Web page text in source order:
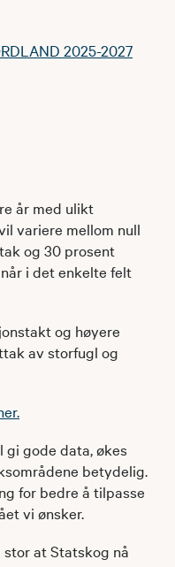
2025-2027
år med ulikt
variere mellom null
og 30 prosent
i det enkelte felt
og høyere
av storfugl og
gi gode data, økes
betydelig.
for bedre å tilpasse
vi ønsker.
at Statskog nå